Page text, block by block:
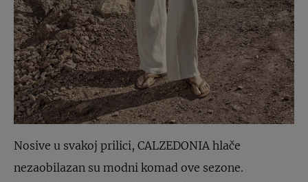
Nosive u svakoj prilici, CALZEDONIA hlače
nezaobilazan su modni komad ove sezone.